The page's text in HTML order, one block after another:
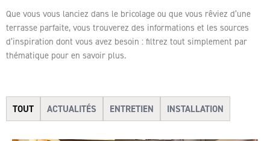
Que vous vous lanciez dans le bricolage ou que vous rêviez d’une
terrasse parfaite, vous trouverez des informations et les sources
d’inspiration dont vous avez besoin : filtrez tout simplement par
thématique pour en savoir plus.
ACTUALITÉS ENTRETIEN INSTALLATION
TOUT